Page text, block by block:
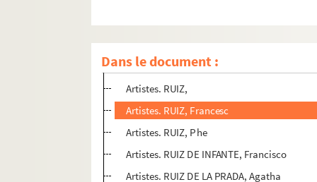
Dans le document :
Artistes. RUHM, Constanze
Artistes. RUHM, Gerhard
Photographes. RUITER, Jean
Artistes. RUIZ,
Artistes. RUIZ, Francesc
Artistes. RUIZ, Phe
Artistes. RUIZ DE INFANTE, Francisco
Artistes. RUIZ DE LA PRADA, Agatha